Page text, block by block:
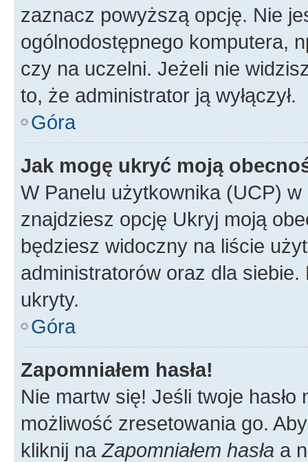
zaznacz powyższą opcję. Nie
ogólnodostępnego komputera,
czy na uczelni. Jeżeli nie
to, że administrator ją wyłączył.
Góra
Jak mogę ukryć moją
W Panelu użytkownika (UCP) w
znajdziesz opcję Ukryj moją
będziesz widoczny na liście
administratorów oraz dla
ukryty.
Góra
Zapomniałem hasła!
Nie martw się! Jeśli twoje
możliwość zresetowania go.
kliknij naZapomniałem hasła a